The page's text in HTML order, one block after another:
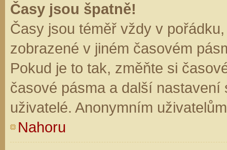
Časy jsou špatně!
Časy jsou téměř vždy v
zobrazené v jiném časovém
Pokud je to tak, změňte si
časové pásma a další
uživatelé. Anonymním
Nahoru